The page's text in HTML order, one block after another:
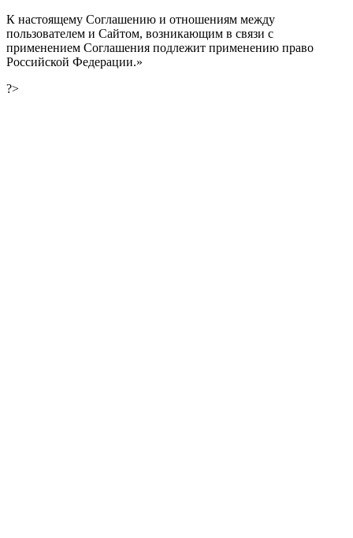
К настоящему Соглашению и отношениям между
пользователем и Сайтом, возникающим в связи с
применением Соглашения подлежит применению право
Российской Федерации.»
?>